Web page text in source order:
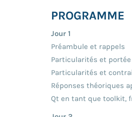
PROGRAMME
Jour 1
Préambule et rappels
Particularités et
Particularités et
Réponses théoriques
Qt en tant que toolkit,